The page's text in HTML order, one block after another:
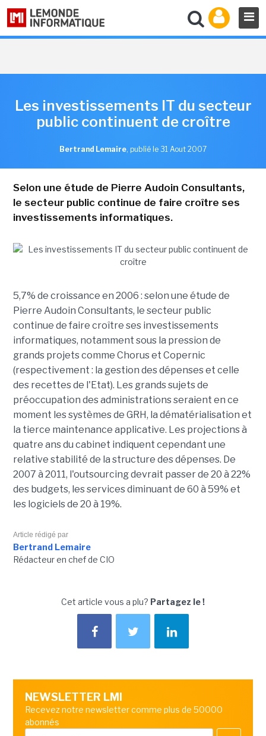
Les investissements IT du secteur
public continuent de croître
Bertrand Lemaire, publié le 31 Aout 2007
Selon une étude de Pierre Audoin Consultants,
le secteur public continue de faire croître ses
investissements informatiques.
5,7% de croissance en 2006 : selon une étude de
Pierre Audoin Consultants, le secteur public
continue de faire croître ses investissements
informatiques, notamment sous la pression de
grands projets comme Chorus et Copernic
(respectivement : la gestion des dépenses et celle
des recettes de l'Etat). Les grands sujets de
préoccupation des administrations seraient en ce
moment les systèmes de GRH, la dématérialisation et
la tierce maintenance applicative. Les projections à
quatre ans du cabinet indiquent cependant une
relative stabilité de la structure des dépenses. De
2007 à 2011, l'outsourcing devrait passer de 20 à 22%
des budgets, les services diminuant de 60 à 59% et
les logiciels de 20 à 19%.
Article rédigé par
Bertrand Lemaire
Rédacteur en chef de CIO
Cet article vous a plu? Partagez le !
NEWSLETTER LMI
Recevez notre newsletter comme plus de 50000
abonnés